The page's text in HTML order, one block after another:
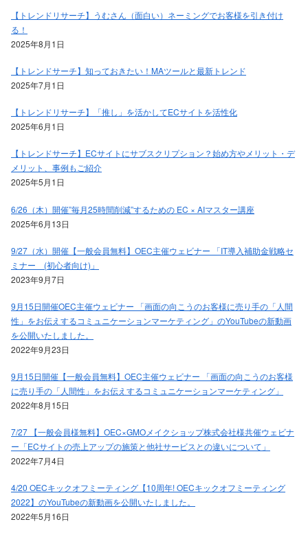
【トレンドリサーチ】うむさん（面白い）ネーミングでお客様を引き付け
る！
2025年8月1日
【トレンドサーチ】知っておきたい！MAツールと最新トレンド
2025年7月1日
【トレンドリサーチ】「推し」を活かしてECサイトを活性化
2025年6月1日
【トレンドサーチ】ECサイトにサブスクリプション？始め方やメリット・デ
メリット、事例もご紹介
2025年5月1日
6/26（木）開催”毎月25時間削減”するための EC × AIマスター講座
2025年6月13日
9/27（水）開催【一般会員無料】OEC主催ウェビナー 「IT導入補助金戦略セ
ミナー (初心者向け)」
2023年9月7日
9月15日開催OEC主催ウェビナー 「画面の向こうのお客様に売り手の「人間
性」をお伝えするコミュニケーションマーケティング」のYouTubeの新動画
を公開いたしました。
2022年9月23日
9月15日開催【一般会員無料】OEC主催ウェビナー 「画面の向こうのお客様
に売り手の「人間性」をお伝えするコミュニケーションマーケティング」
2022年8月15日
7/27 【一般会員様無料】OEC×GMOメイクショップ株式会社様共催ウェビナ
ー「ECサイトの売上アップの施策と他社サービスとの違いについて」
2022年7月4日
4/20 OECキックオフミーティング【10周年! OECキックオフミーティング
2022】のYouTubeの新動画を公開いたしました。
2022年5月16日